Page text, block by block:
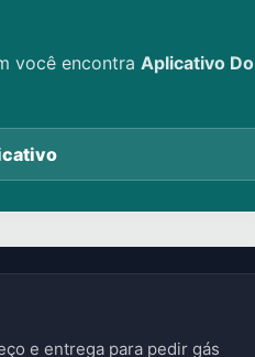
você encontra Aplicativo Do
e entrega para pedir gás